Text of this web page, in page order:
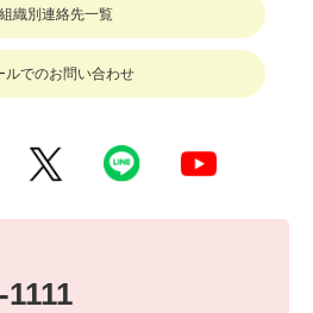
組織別連絡先一覧
ルでのお問い合わせ